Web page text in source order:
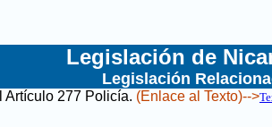
Legislación de
Legislación
Artículo 277 Policía. (Enlace al Texto)-->